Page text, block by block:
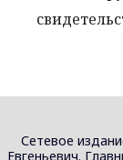
Сетевое
Евгеньевич.